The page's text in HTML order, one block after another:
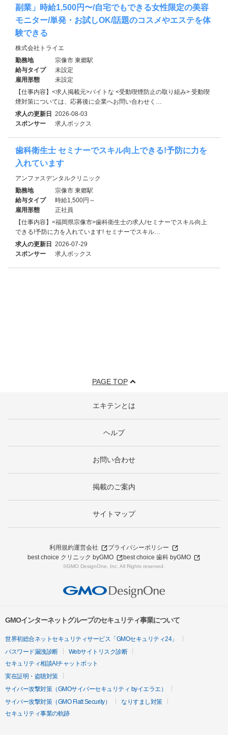
副業」時給1,500円〜/自宅でもできる女性限定の美容
モニター/単発・お試しOK/話題のコスメやエステを体
験できる
株式会社トライエ
勤務地
宗像市 東郷駅
給与タイプ
未設定
雇用形態
未設定
【仕事内容】<求人掲載元>バイトな <受動喫煙防止の取り組み> 受動喫
煙対策については、応募後に企業へお問い合わせく…
求人の更新日 2026-08-03
スポンサー
求人ボックス
歯科衛生士 セミナーでスキル向上できる!予防に力を
入れています
アンファスデンタルクリニック
勤務地
宗像市 東郷駅
給与タイプ
時給1,500円～
雇用形態
正社員
【仕事内容】<福岡県宗像市>歯科衛生士の求人/セミナーでスキル向上
できる!予防に力を入れています! セミナーでスキル…
求人の更新日 2026-07-29
スポンサー
求人ボックス
PAGE TOP
エキテンとは
ヘルプ
お問い合わせ
掲載のご案内
サイトマップ
利用規約運営会社
プライバシーポリシー
best choice クリニック byGMO
best choice 歯科 byGMO
©GMO DesignOne, Inc. All Rights reserved.
GMOインターネットグループのセキュリティ事業について
世界初総合ネットセキュリティサービス「GMOセキュリティ24」
パスワード漏洩診断
Webサイトリスク診断
セキュリティ相談AIチャットボット
実在証明・盗聴対策
サイバー攻撃対策（GMOサイバーセキュリティ byイエラエ）
サイバー攻撃対策（GMO Flatt Security）
なりすまし対策
セキュリティ事業の軌跡